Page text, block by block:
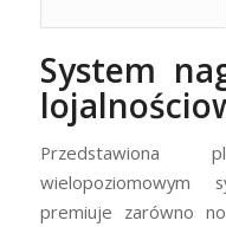
System
Przedstawiona
wielopoziomowym
premiuje zarówno